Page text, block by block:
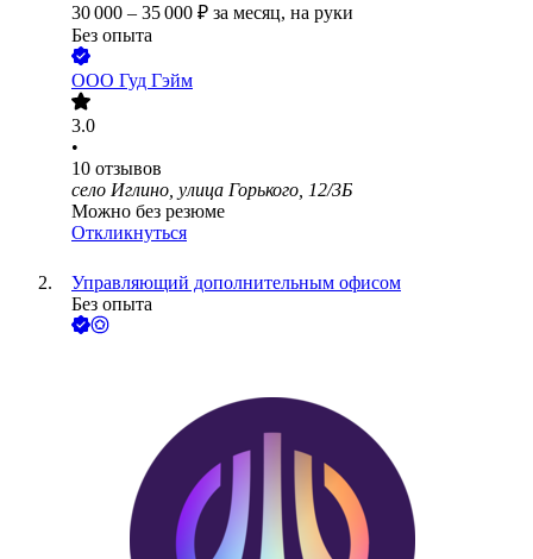
30 000 – 35 000 ₽ за месяц, на руки
Без опыта
ООО Гуд Гэйм
3.0
•
10 отзывов
село Иглино, улица Горького, 12/3Б
Можно без резюме
Откликнуться
Управляющий дополнительным офисом
Без опыта